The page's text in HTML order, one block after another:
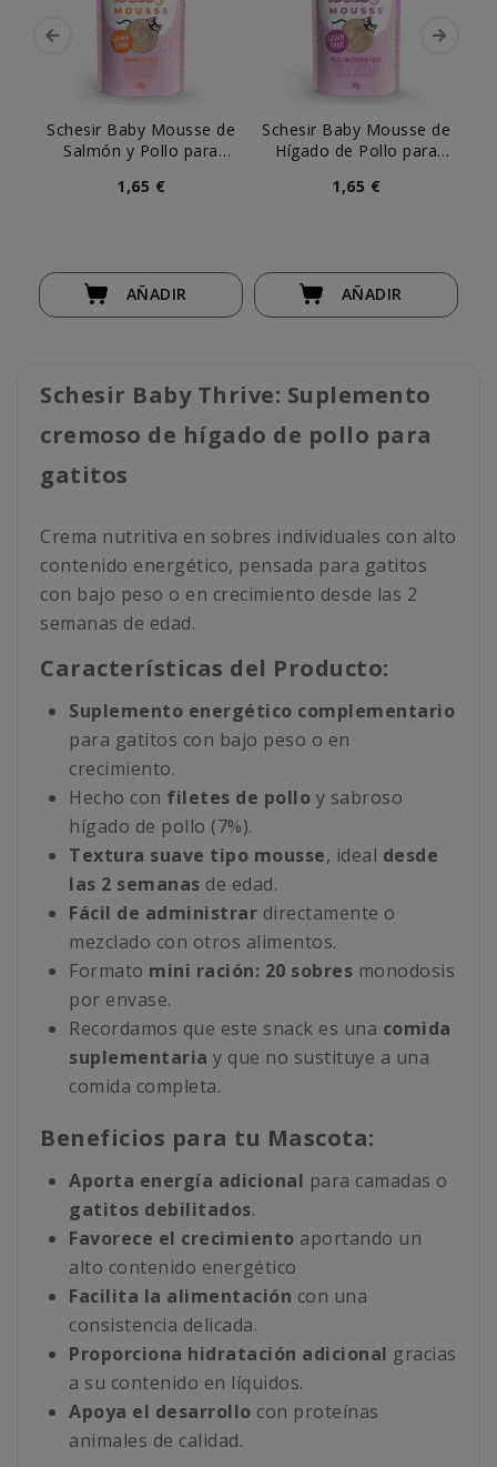
Schesir Baby Mousse de
Salmón y Pollo para
1,65 €
AÑADIR
Schesir Baby Mousse de
Hígado de Pollo para
1,65 €
AÑADIR
Schesir Baby Thrive: Suplemento
cremoso de hígado de pollo para
gatitos
Crema nutritiva en sobres individuales con alto
contenido energético, pensada para gatitos
con bajo peso o en crecimiento desde las 2
semanas de edad.
Características del Producto:
Suplemento energético complementario
para gatitos con bajo peso o en
crecimiento.
Hecho con filetes de pollo y sabroso
hígado de pollo (7%).
Textura suave tipo mousse, ideal desde
las 2 semanas de edad.
Fácil de administrar directamente o
mezclado con otros alimentos.
Formato mini ración: 20 sobres monodosis
por envase.
Recordamos que este snack es una comida
suplementaria y que no sustituye a una
comida completa.
Beneficios para tu Mascota:
Aporta energía adicional para camadas o
gatitos debilitados.
Favorece el crecimiento aportando un
alto contenido energético
Facilita la alimentación con una
consistencia delicada.
Proporciona hidratación adicional gracias
a su contenido en líquidos.
Apoya el desarrollo con proteínas
animales de calidad.